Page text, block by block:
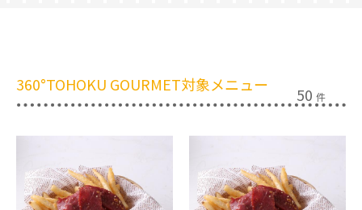
360°TOHOKU GOURMET対象メニュー 50 件